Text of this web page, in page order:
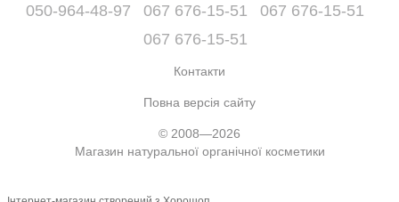
050-964-48-97 067 676-15-51
067 676-15-51
067 676-15-51
Контакти
Повна версія сайту
© 2008—2026
Магазин натуральної органічної косметики